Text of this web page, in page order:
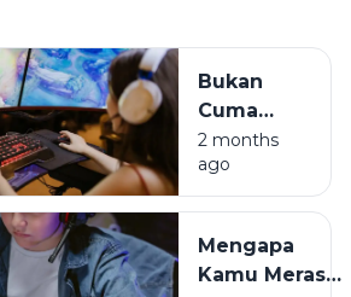
Bukan
Cuma
Hura-hura,
Ini Sisi
Positif
Online di
Era Digital
2 months
ago
Mengapa
Kamu Merasa